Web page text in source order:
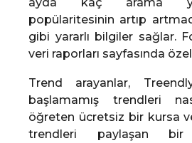
ayda kaç arama
popülaritesinin artıp
gibi yararlı bilgiler sağlar.
veri raporları sayfasında
Trend arayanlar,
başlamamış trendleri
öğreten ücretsiz bir kursa
trendleri paylaşan